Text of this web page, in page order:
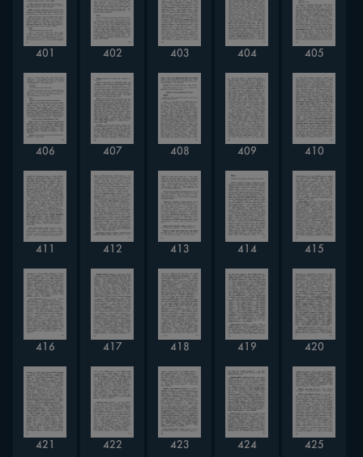
401 402 403 404 405
406 407 408 409 410
411 412 413 414 415
416 417 418 419 420
421 422 423 424 425